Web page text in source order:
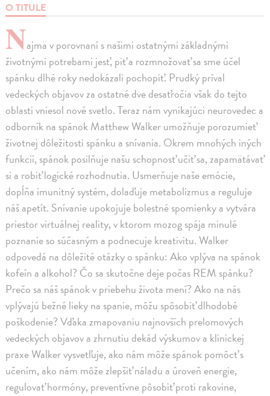
O TITULE
Najmä v porovnaní s našimi ostatnými základnými
životnými potrebami jesť, piť a rozmnožovať sa sme účel
spánku dlhé roky nedokázali pochopiť. Prudký príval
vedeckých objavov za ostatné dve desaťročia však do tejto
oblasti vniesol nové svetlo. Teraz nám vynikajúci neurovedec a
odborník na spánok Matthew Walker umožňuje porozumieť
životnej dôležitosti spánku a snívania. Okrem mnohých iných
funkcií, spánok posilňuje našu schopnosť učiť sa, zapamätávať
si a robiť logické rozhodnutia. Usmerňuje naše emócie,
dopĺňa imunitný systém, dolaďuje metabolizmus a reguluje
náš apetít. Snívanie upokojuje bolestné spomienky a vytvára
priestor virtuálnej reality, v ktorom mozog spája minulé
poznanie so súčasným a podnecuje kreativitu. Walker
odpovedá na dôležité otázky o spánku: Ako vplýva na spánok
kofeín a alkohol? Čo sa skutočne deje počas REM spánku?
Prečo sa náš spánok v priebehu života mení? Ako na nás
vplývajú bežné lieky na spanie, môžu spôsobiť dlhodobé
poškodenie? Vďaka zmapovaniu najnovších prelomových
vedeckých objavov a zhrnutiu dekád výskumov a klinickej
praxe Walker vysvetľuje, ako nám môže spánok pomôcť s
učením, ako nám môže zlepšiť náladu a úroveň energie,
regulovať hormóny, preventívne pôsobiť proti rakovine,